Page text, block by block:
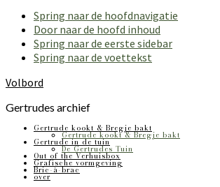
deze
website
Spring naar de hoofdnavigatie
Door naar de hoofd inhoud
Spring naar de eerste sidebar
Spring naar de voettekst
Volbord
Gertrudes archief
Gertrude kookt & Bregje bakt
Gertrude kookt & Bregje bakt
Gertrude in de tuin
De Gertrudes Tuin
Out of the Verhuisbox
Grafische vormgeving
Bric-à-brac
over